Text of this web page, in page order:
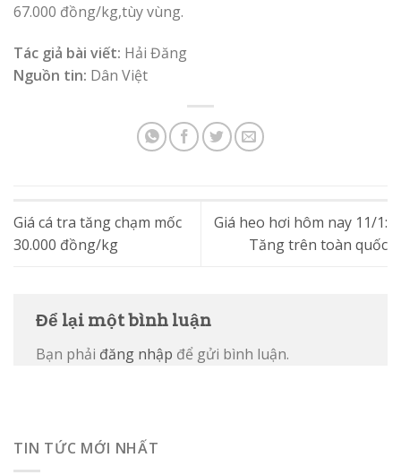
67.000 đồng/kg,tùy vùng.
Tác giả bài viết: Hải Đăng
Nguồn tin: Dân Việt
Giá cá tra tăng chạm mốc
30.000 đồng/kg
Giá heo hơi hôm nay 11/1:
Tăng trên toàn quốc
Để lại một bình luận
Bạn phải đăng nhập để gửi bình luận.
TIN TỨC MỚI NHẤT